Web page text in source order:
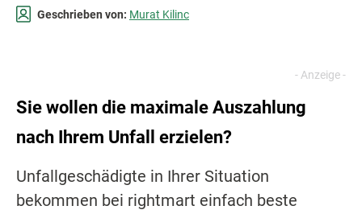
Geschrieben von: Murat Kilinc
Sie wollen die maximale Auszahlung
nach Ihrem Unfall erzielen?
Unfallgeschädigte in Ihrer Situation
bekommen bei rightmart einfach beste